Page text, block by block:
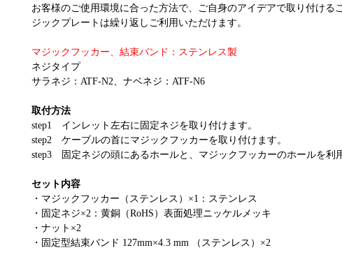
お客様のご使用環境に合った方法で、ご自身のアイデアで取り付ける
ジックプレートは繰り返しご利用いただけます。
マジックフッカー、結束バンド：ステンレス製
ネジタイプ
サラネジ：ATF-N2、ナベネジ：ATF-N6
取付方法
step1 インレット左右に固定ネジを取り付けます。
step2 ケーブルの首にマジックフッカーを取り付けます。
step3 固定ネジの頭にあるホールと、マジックフッカーのホールを利
セット内容
・マジックフッカー（ステンレス）×1：ステンレス
・固定ネジ×2：黄銅（RoHS）表面処理ニッケルメッキ
・ナット×2
・固定型結束バンド 127mm×4.3 mm （ステンレス）×2